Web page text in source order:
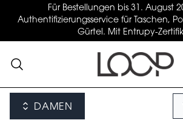
Für Bestellungen bis 31. August
Authentifizierungsservice für Taschen,
Gürtel. Mit Entrupy-
DAMEN